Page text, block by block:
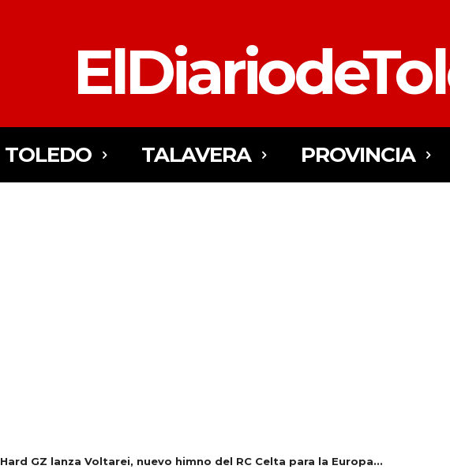
TOLEDO TALAVERA PROVINCIA
Hard GZ lanza Voltarei, nuevo himno del RC Celta para la Europa...